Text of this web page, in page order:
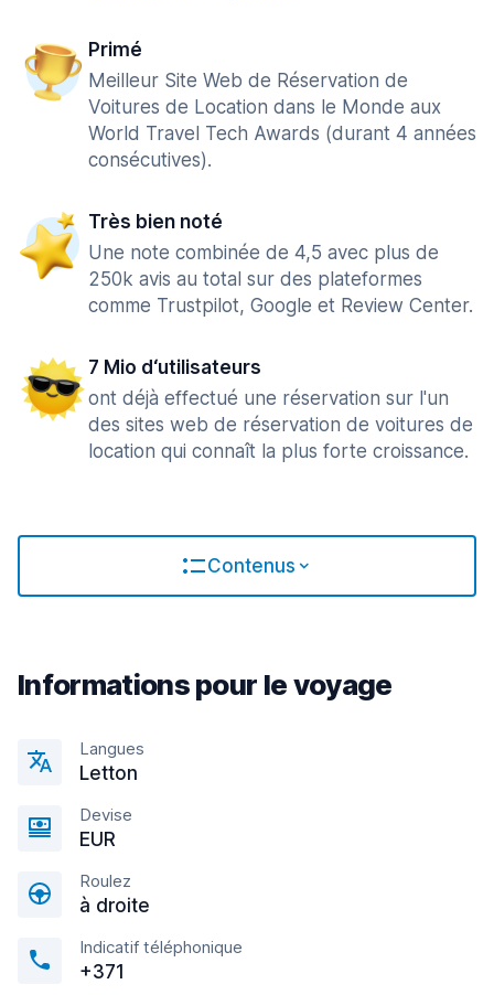
Primé
Meilleur Site Web de Réservation de
Voitures de Location dans le Monde aux
World Travel Tech Awards (durant 4 années
consécutives).
Très bien noté
Une note combinée de 4,5 avec plus de
250k avis au total sur des plateformes
comme Trustpilot, Google et Review Center.
7 Mio d‘utilisateurs
ont déjà effectué une réservation sur l'un
des sites web de réservation de voitures de
location qui connaît la plus forte croissance.
Contenus
Informations pour le voyage
Langues
Letton
Devise
EUR
Roulez
à droite
Indicatif téléphonique
+371